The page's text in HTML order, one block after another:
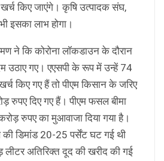
किए जाएंगे। कृषि उत्पादक संघ,
इसका लाभ होगा।
ने कि कोरोना लॉकडाउन के दौरान
उठाए गए। एएसपी के रूप में उन्हें 74
किए गए हैं तो पीएम किसान के जरिए
रुपए दिए गए हैं। पीएम फसल बीमा
रुपए का मुआवाजा दिया गया है।
डिमांड 20-25 पर्सेंट घट गई थी
अतिरिक्त दूद की खरीद की गई